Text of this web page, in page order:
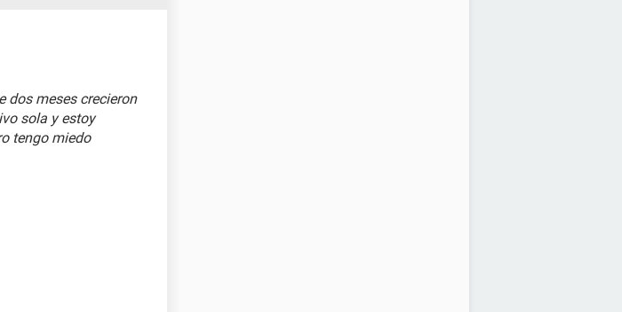
dos meses crecieron
sola y estoy
tengo miedo